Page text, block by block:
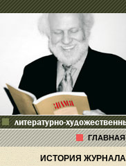
литературно-
ГЛАВНАЯ
ИСТОРИЯ